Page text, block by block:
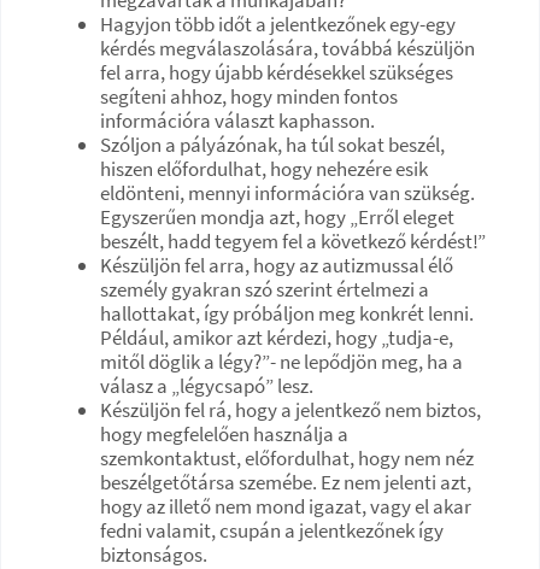
Hagyjon több időt a jelentkezőnek egy-egy
kérdés megválaszolására, továbbá készüljön
fel arra, hogy újabb kérdésekkel szükséges
segíteni ahhoz, hogy minden fontos
információra választ kaphasson.
Szóljon a pályázónak, ha túl sokat beszél,
hiszen előfordulhat, hogy nehezére esik
eldönteni, mennyi információra van szükség.
Egyszerűen mondja azt, hogy „Erről eleget
beszélt, hadd tegyem fel a következő kérdést!”
Készüljön fel arra, hogy az autizmussal élő
személy gyakran szó szerint értelmezi a
hallottakat, így próbáljon meg konkrét lenni.
Például, amikor azt kérdezi, hogy „tudja-e,
mitől döglik a légy?”- ne lepődjön meg, ha a
válasz a „légycsapó” lesz.
Készüljön fel rá, hogy a jelentkező nem biztos,
hogy megfelelően használja a
szemkontaktust, előfordulhat, hogy nem néz
beszélgetőtársa szemébe. Ez nem jelenti azt,
hogy az illető nem mond igazat, vagy el akar
fedni valamit, csupán a jelentkezőnek így
biztonságos.